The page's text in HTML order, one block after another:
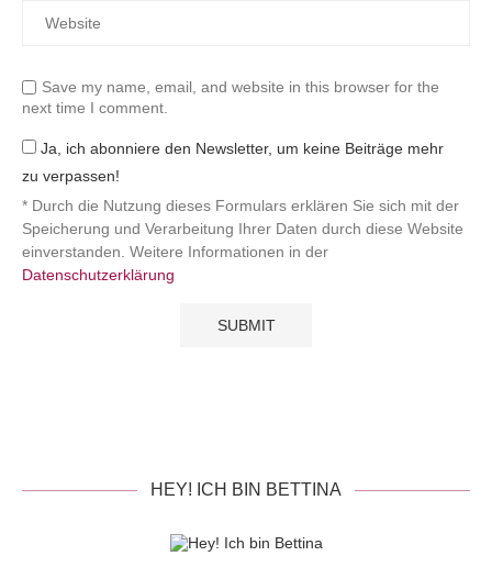
Save my name, email, and website in this browser for the
next time I comment.
Ja, ich abonniere den Newsletter, um keine Beiträge mehr
zu verpassen!
* Durch die Nutzung dieses Formulars erklären Sie sich mit der
Speicherung und Verarbeitung Ihrer Daten durch diese Website
einverstanden. Weitere Informationen in der
Datenschutzerklärung
HEY! ICH BIN BETTINA